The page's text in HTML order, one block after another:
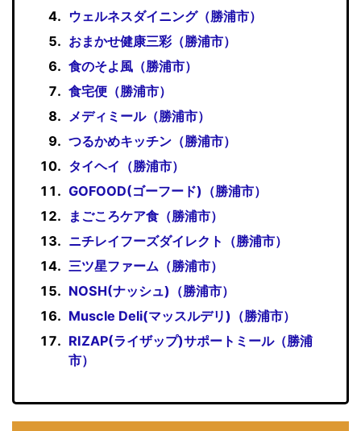
ウェルネスダイニング（勝浦市）
おまかせ健康三彩（勝浦市）
食のそよ風（勝浦市）
食宅便（勝浦市）
メディミール（勝浦市）
つるかめキッチン（勝浦市）
タイヘイ（勝浦市）
GOFOOD(ゴーフード)（勝浦市）
まごころケア食（勝浦市）
ニチレイフーズダイレクト（勝浦市）
三ツ星ファーム（勝浦市）
NOSH(ナッシュ)（勝浦市）
Muscle Deli(マッスルデリ)（勝浦市）
RIZAP(ライザップ)サポートミール（勝浦
市）